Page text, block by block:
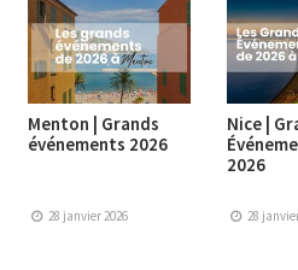
Menton | Grands
événements 2026
28 janvier 2026
Nice |
2026
28